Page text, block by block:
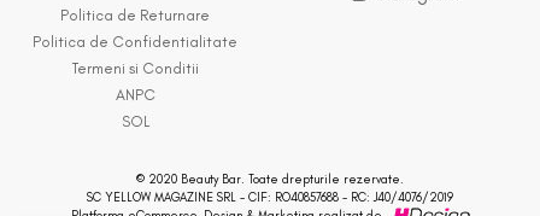
Politica de Returnare
Politica de Confidentialitate
Termeni si Conditii
ANPC
SOL
© 2020 Beauty Bar. Toate drepturile rezervate.
SC YELLOW MAGAZINE SRL - CIF: RO40857688 - RC: J40/4076/2019